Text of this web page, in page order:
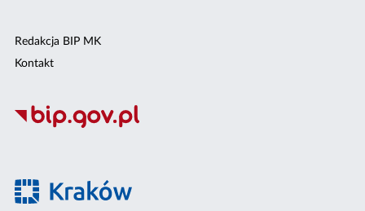
Redakcja BIP MK
Kontakt